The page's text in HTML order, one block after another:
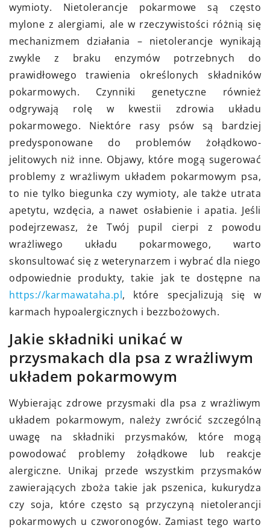
wymioty. Nietolerancje pokarmowe są często
mylone z alergiami, ale w rzeczywistości różnią się
mechanizmem działania – nietolerancje wynikają
zwykle z braku enzymów potrzebnych do
prawidłowego trawienia określonych składników
pokarmowych. Czynniki genetyczne również
odgrywają rolę w kwestii zdrowia układu
pokarmowego. Niektóre rasy psów są bardziej
predysponowane do problemów żołądkowo-
jelitowych niż inne. Objawy, które mogą sugerować
problemy z wrażliwym układem pokarmowym psa,
to nie tylko biegunka czy wymioty, ale także utrata
apetytu, wzdęcia, a nawet osłabienie i apatia. Jeśli
podejrzewasz, że Twój pupil cierpi z powodu
wrażliwego układu pokarmowego, warto
skonsultować się z weterynarzem i wybrać dla niego
odpowiednie produkty, takie jak te dostępne na
https://karmawataha.pl, które specjalizują się w
karmach hypoalergicznych i bezzbożowych.
Jakie składniki unikać w
przysmakach dla psa z wrażliwym
układem pokarmowym
Wybierając zdrowe przysmaki dla psa z wrażliwym
układem pokarmowym, należy zwrócić szczególną
uwagę na składniki przysmaków, które mogą
powodować problemy żołądkowe lub reakcje
alergiczne. Unikaj przede wszystkim przysmaków
zawierających zboża takie jak pszenica, kukurydza
czy soja, które często są przyczyną nietolerancji
pokarmowych u czworonogów. Zamiast tego warto